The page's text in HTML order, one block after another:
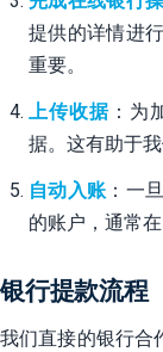
提供的详情进
重要。
上传收据 ：为
据。这有助于
自动入账 ：一
的账户，通常
银行提款流程
我们直接的银行合